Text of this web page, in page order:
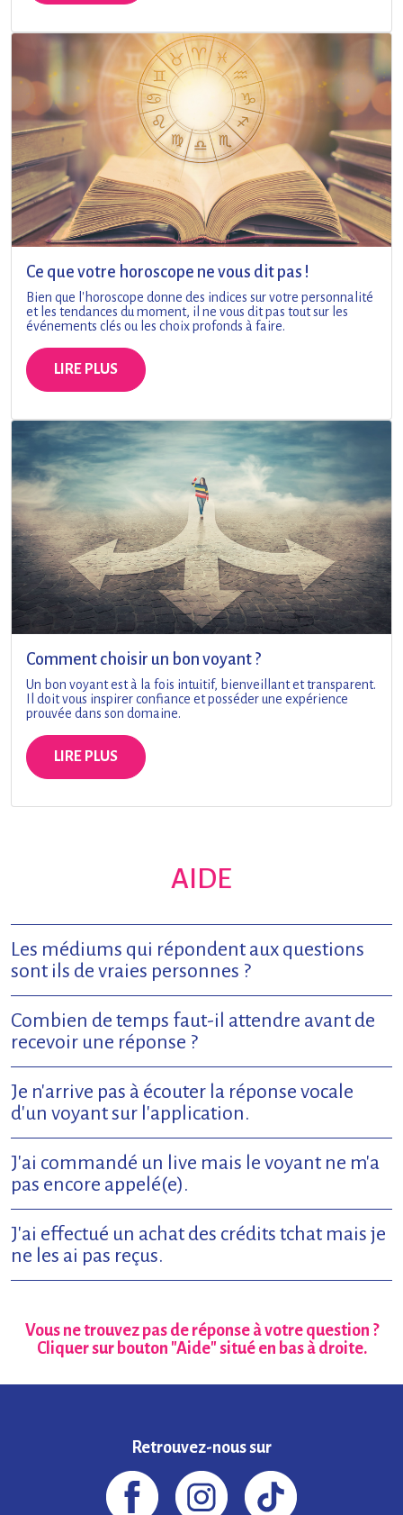
Ce que votre horoscope ne vous dit pas !
Bien que l'horoscope donne des indices sur votre personnalité
et les tendances du moment, il ne vous dit pas tout sur les
événements clés ou les choix profonds à faire.
LIRE PLUS
Comment choisir un bon voyant ?
Un bon voyant est à la fois intuitif, bienveillant et transparent.
Il doit vous inspirer confiance et posséder une expérience
prouvée dans son domaine.
LIRE PLUS
AIDE
Les médiums qui répondent aux questions
sont ils de vraies personnes ?
Combien de temps faut-il attendre avant de
recevoir une réponse ?
Je n'arrive pas à écouter la réponse vocale
d'un voyant sur l'application.
J'ai commandé un live mais le voyant ne m'a
pas encore appelé(e).
J'ai effectué un achat des crédits tchat mais je
ne les ai pas reçus.
Vous ne trouvez pas de réponse à votre question ?
Cliquer sur bouton "Aide" situé en bas à droite.
Retrouvez-nous sur